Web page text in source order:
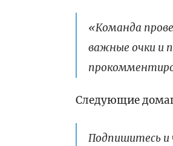
«Команда
важные очки и
Следующие
Подпишитесь